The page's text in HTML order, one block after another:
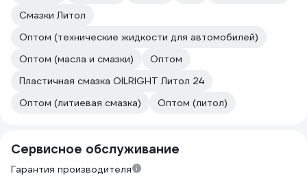
Смазки Литол
Оптом (технические жидкости для автомобилей)
Оптом (масла и смазки)
Оптом
Пластичная смазка OILRIGHT Литол 24
Оптом (литиевая смазка)
Оптом (литол)
Сервисное обслуживание
Гарантия производителя